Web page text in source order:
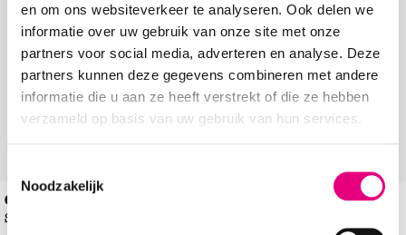
en om ons websiteverkeer te analyseren. Ook delen we
informatie over uw gebruik van onze site met onze
partners voor social media, adverteren en analyse. Deze
partners kunnen deze gegevens combineren met andere
informatie die u aan ze heeft verstrekt of die ze hebben
verzameld op basis van uw gebruik van hun services.
Noodzakelijk
Gabor Rollingsoft
Sneakers